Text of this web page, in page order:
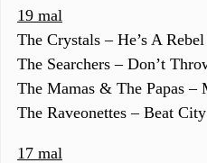
19 mal
The Crystals – He’s A Rebel
The Searchers – Don’t
The Mamas & The Papas –
The Raveonettes – Beat City
17 mal